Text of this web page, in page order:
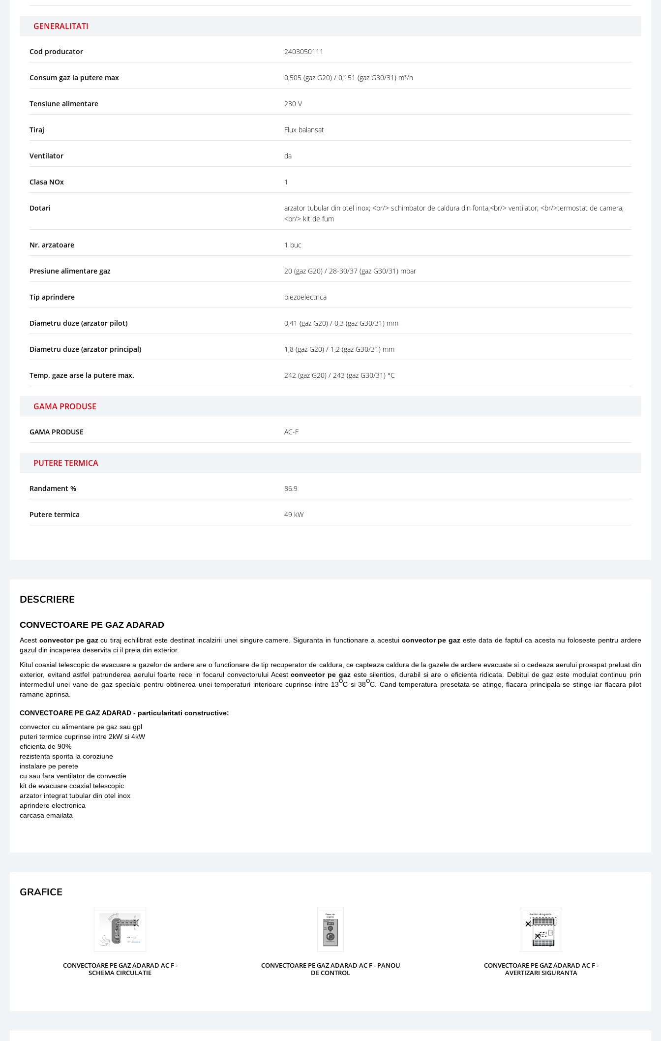
GENERALITATI
Cod producator 2403050111
Consum gaz la putere max 0,505 (gaz G20) / 0,151 (gaz G30/31) m³/h
Tensiune alimentare 230 V
Tiraj Flux balansat
Ventilator da
Clasa NOx 1
Dotari
arzator tubular din otel inox; <br/> schimbator de caldura din fonta;<br/> ventilator; <br/>termostat de camera;
<br/> kit de fum
Nr. arzatoare 1 buc
Presiune alimentare gaz 20 (gaz G20) / 28-30/37 (gaz G30/31) mbar
Tip aprindere piezoelectrica
Diametru duze (arzator pilot) 0,41 (gaz G20) / 0,3 (gaz G30/31) mm
Diametru duze (arzator principal) 1,8 (gaz G20) / 1,2 (gaz G30/31) mm
Temp. gaze arse la putere max. 242 (gaz G20) / 243 (gaz G30/31) °C
GAMA PRODUSE
GAMA PRODUSE AC-F
PUTERE TERMICA
Randament % 86.9
Putere termica 49 kW
DESCRIERE
CONVECTOARE PE GAZ ADARAD
Acest convector pe gazcu tiraj echilibrat este destinat incalzirii unei singure camere. Siguranta in functionare a acestui convector pe gazeste data de faptul ca acesta nu foloseste pentru ardere
gazul din incaperea deservita ci il preia din exterior.
Kitul coaxial telescopic de evacuare a gazelor de ardere are o functionare de tip recuperator de caldura, ce capteaza caldura de la gazele de ardere evacuate si o cedeaza aerului proaspat preluat din
exterior, evitand astfel patrunderea aerului foarte rece in focarul convectorului Acestconvector pe gazeste silentios, durabil si are o eficienta ridicata. Debitul de gaz este modulat continuu prin
intermediul unei vane de gaz speciale pentru obtinerea unei temperaturi interioare cuprinse intre 13oC si 38oC. Cand temperatura presetata se atinge, flacara principala se stinge iar flacara pilot
ramane aprinsa.
CONVECTOARE PE GAZ ADARAD - particularitati constructive:
convector cu alimentare pe gaz sau gpl
puteri termice cuprinse intre 2kW si 4kW
eficienta de 90%
rezistenta sporita la coroziune
instalare pe perete
cu sau fara ventilator de convectie
kit de evacuare coaxial telescopic
arzator integrat tubular din otel inox
aprindere electronica
carcasa emailata
GRAFICE
CONVECTOARE PE GAZ ADARAD AC F -
SCHEMA CIRCULATIE
CONVECTOARE PE GAZ ADARAD AC F - PANOU
DE CONTROL
CONVECTOARE PE GAZ ADARAD AC F -
AVERTIZARI SIGURANTA